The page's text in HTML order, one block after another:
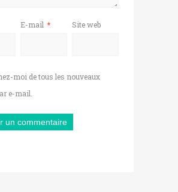
E-mail * Site web
moi de tous les nouveaux
e-mail.